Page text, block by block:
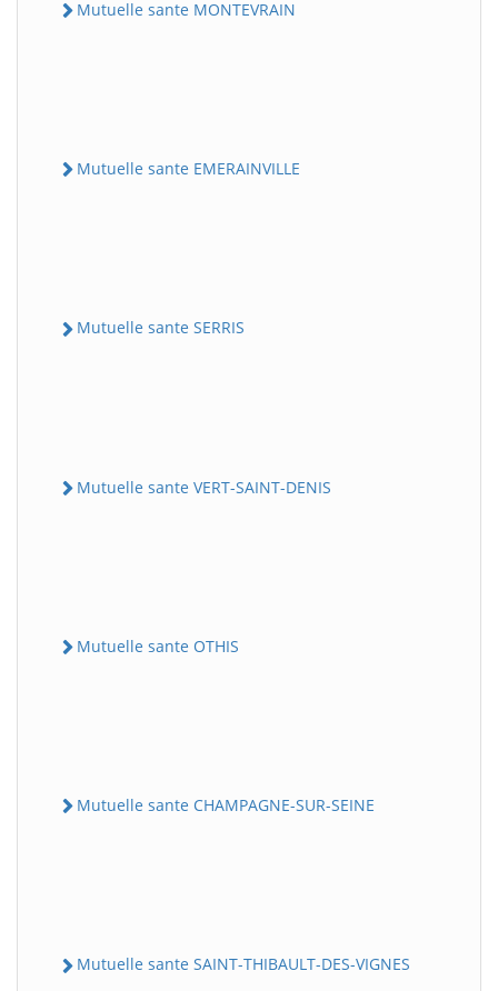
Mutuelle sante MONTEVRAIN
Mutuelle sante EMERAINVILLE
Mutuelle sante SERRIS
Mutuelle sante VERT-SAINT-DENIS
Mutuelle sante OTHIS
Mutuelle sante CHAMPAGNE-SUR-SEINE
Mutuelle sante SAINT-THIBAULT-DES-VIGNES